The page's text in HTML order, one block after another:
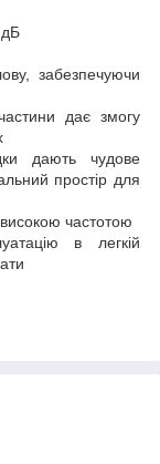
забезпечуючи
дає змогу
дають чудове
простір для
частотою
в легкій